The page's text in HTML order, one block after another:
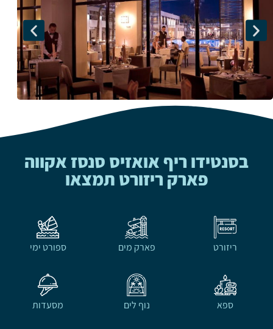
בסנטידו ריף אואזיס סנסז אקווה
פארק ריזורט תמצאו
ריזורט פארק מים ספורט ימי
ספא נוף לים מסעדות